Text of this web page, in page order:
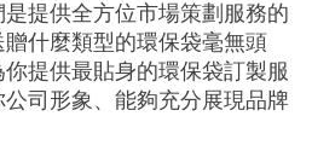
提供全方位市場策劃服務的
什麼類型的環保袋毫無頭
提供最貼身的環保袋訂製服
司形象、能夠充分展現品牌